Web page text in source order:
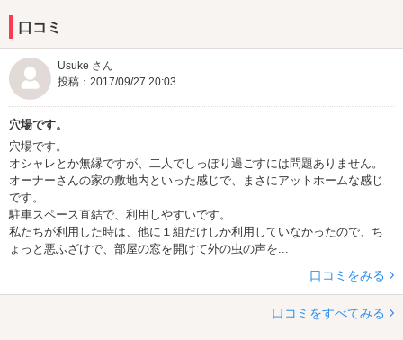
口コミ
Usuke さん
投稿：2017/09/27 20:03
穴場です。
穴場です。
オシャレとか無縁ですが、二人でしっぽり過ごすには問題ありません。
オーナーさんの家の敷地内といった感じで、まさにアットホームな感じ
です。
駐車スペース直結で、利用しやすいです。
私たちが利用した時は、他に１組だけしか利用していなかったので、ち
ょっと悪ふざけで、部屋の窓を開けて外の虫の声を...
口コミをみる
口コミをすべてみる